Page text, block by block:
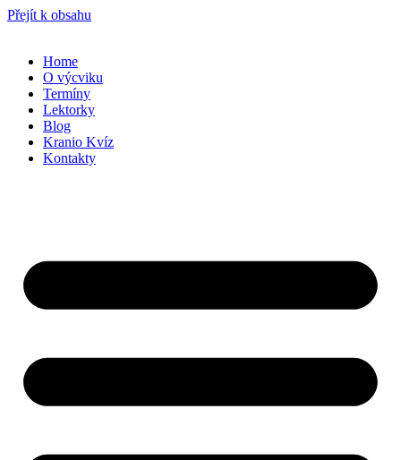
Přejít k obsahu
Home
O výcviku
Termíny
Lektorky
Blog
Kranio Kvíz
Kontakty